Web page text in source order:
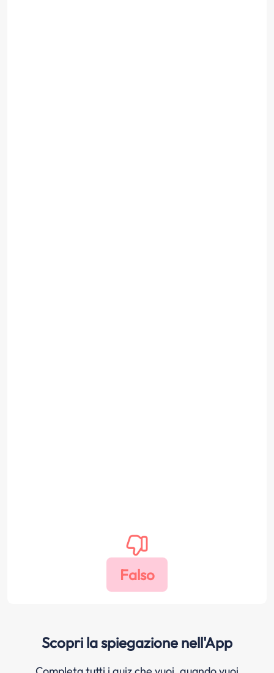
Scopri la spiegazione nell'App